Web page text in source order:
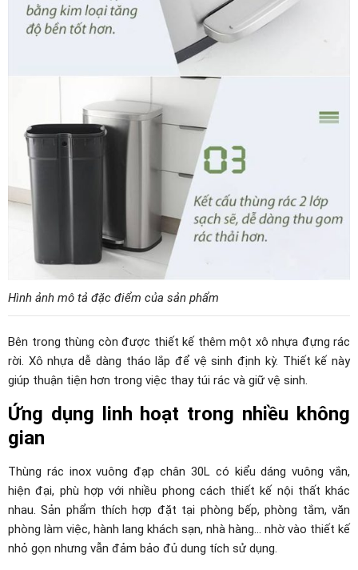
Hình ảnh mô tả đặc điểm của sản phẩm
Bên trong thùng còn được thiết kế thêm một xô nhựa đựng rác
rời. Xô nhựa dễ dàng tháo lắp để vệ sinh định kỳ. Thiết kế này
giúp thuận tiện hơn trong việc thay túi rác và giữ vệ sinh.
Ứng dụng linh hoạt trong nhiều không
gian
Thùng rác inox vuông đạp chân 30L có kiểu dáng vuông vắn,
hiện đại, phù hợp với nhiều phong cách thiết kế nội thất khác
nhau. Sản phẩm thích hợp đặt tại phòng bếp, phòng tắm, văn
phòng làm việc, hành lang khách sạn, nhà hàng… nhờ vào thiết kế
nhỏ gọn nhưng vẫn đảm bảo đủ dung tích sử dụng.